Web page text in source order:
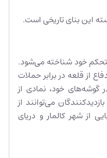
این بنای تاریخی است.
خود شناخته می‌شود.
از قلعه در برابر حملات
گوشه‌های خود، نمادی از
می‌توانند از
از شهر کالمار و دریای